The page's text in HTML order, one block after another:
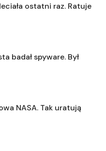
ostatni raz. Ratuje
badał spyware. Był
NASA. Tak uratują